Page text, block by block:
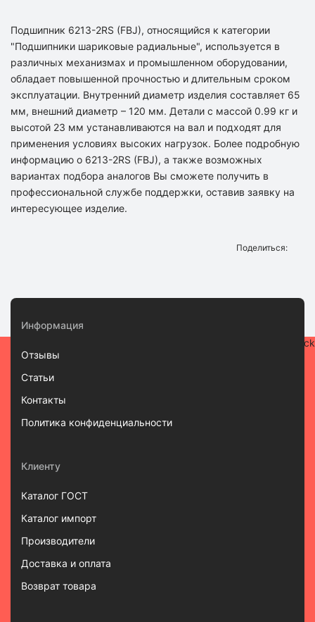
Подшипник 6213-2RS (FBJ), относящийся к категории
"Подшипники шариковые радиальные", используется в
различных механизмах и промышленном оборудовании,
обладает повышенной прочностью и длительным сроком
эксплуатации. Внутренний диаметр изделия составляет 65
мм, внешний диаметр – 120 мм. Детали с массой 0.99 кг и
высотой 23 мм устанавливаются на вал и подходят для
применения условиях высоких нагрузок. Более подробную
информацию о 6213-2RS (FBJ), а также возможных
вариантах подбора аналогов Вы сможете получить в
профессиональной службе поддержки, оставив заявку на
интересующее изделие.
Поделиться:
Информация
Отзывы
Статьи
Контакты
Политика конфиденциальности
Клиенту
Каталог ГОСТ
Каталог импорт
Производители
Доставка и оплата
Возврат товара